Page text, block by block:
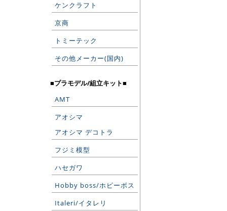
ケンクラフト
京商
トミーテック
その他メーカー(国内)
■プラモデル/組立キット■
AMT
アオシマ
アオシマ デコトラ
フジミ模型
ハセガワ
Hobby boss/ホビーボス
Italeri/イタレリ